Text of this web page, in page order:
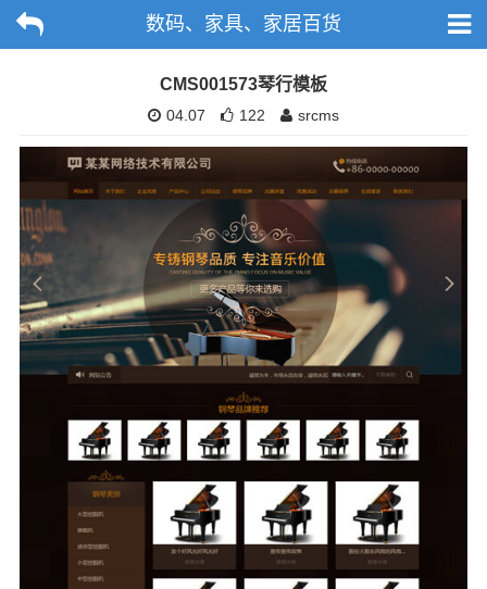
数码、家具、家居百货
CMS001573琴行模板
04.07 122 srcms